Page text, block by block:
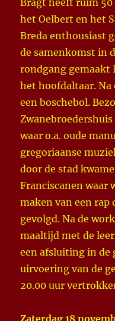
Bragt heeft ruim
het Oelbert en het
Breda enthousiast
de samenkomst in
rondgang gemaakt
het hoofdaltaar.
een boschebol.
waar o.a. oude
gregoriaanse
door de stad
Franciscanen waar
maken van een rap
gevolgd. Na de
maaltijd met de
een afsluiting in de
uirvoering van de
20.00 uur